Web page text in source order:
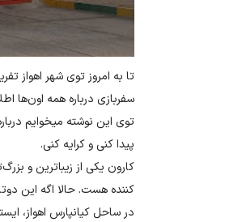
تا به امروز توی شهر اهواز
سفربازی درباره همه اون‌ها
توی این نوشته میخوایم
پیدا کنی و کرایه کنی.
کارون یکی از زیباترین و
کننده هست. حالا اگه این
در ساحل کیانپارس اهواز،